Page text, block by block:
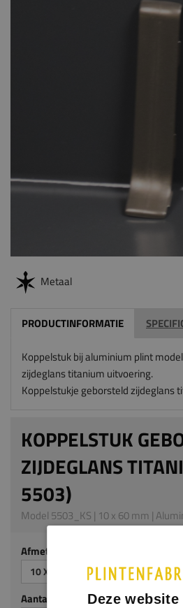
Metaal
PRODUCTINFORMATIE
Koppelstuk bij aluminium plint
zijdeglans titanium uitvoering.
Koppelstukje geborsteld zijdeglans
KOPPELSTUK
ZIJDEGLANS
5503)
Model 5503_KS | 10 x 60 mm |
Afmeting
10 X 60 MM
Aantal stuks
Deze website